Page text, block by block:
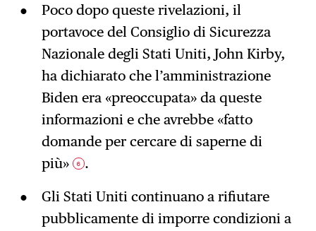
Poco dopo queste rivelazioni, il
portavoce del Consiglio di Sicurezza
Nazionale degli Stati Uniti, John Kirby,
ha dichiarato che l’amministrazione
Biden era «preoccupata» da queste
informazioni e che avrebbe «fatto
domande per cercare di saperne di
più»
6 .
Gli Stati Uniti continuano a rifiutare
pubblicamente di imporre condizioni a